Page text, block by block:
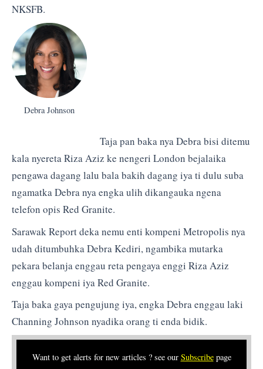
NKSFB.
Debra Johnson
Taja pan baka nya Debra bisi ditemu
kala nyereta Riza Aziz ke nengeri London bejalaika
pengawa dagang lalu bala bakih dagang iya ti dulu suba
ngamatka Debra nya engka ulih dikangauka ngena
telefon opis Red Granite.
Sarawak Report deka nemu enti kompeni Metropolis nya
udah ditumbuhka Debra Kediri, ngambika mutarka
pekara belanja enggau reta pengaya enggi Riza Aziz
enggau kompeni iya Red Granite.
Taja baka gaya pengujung iya, engka Debra enggau laki
Channing Johnson nyadika orang ti enda bidik.
Want to get alerts for new articles ? see our Subscribepage